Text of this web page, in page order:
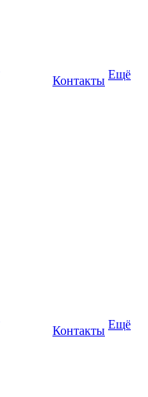
Контакты Ещё
Контакты Ещё